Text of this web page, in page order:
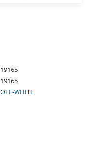
19165
19165
OFF-WHITE